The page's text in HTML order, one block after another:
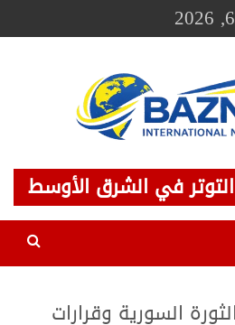
في الشرق الأوسط
السورية وقرارات